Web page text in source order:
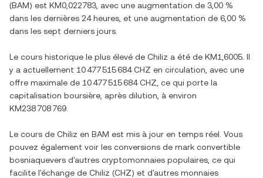
(BAM) est KM0,022783 , avec une augmentation de 3,00 %
dans les dernières 24 heures, et une augmentation de 6,00 %
dans les sept derniers jours.
Le cours historique le plus élevé de Chiliz a été de KM1,6005 . Il
y a actuellement 10 477 515 684 CHZ en circulation, avec une
offre maximale de 10 477 515 684 CHZ , ce qui porte la
capitalisation boursière, après dilution, à environ
KM238 708 769
Le cours de Chiliz en BAM est mis à jour en temps réel. Vous
pouvez également voir les conversions de mark convertible
bosniaquevers d'autres cryptomonnaies populaires, ce qui
facilite l'échange de Chiliz (CHZ) et d'autres monnaies